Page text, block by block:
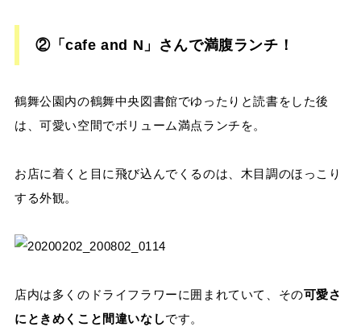
②「cafe and N」さんで満腹ランチ！
鶴舞公園内の鶴舞中央図書館でゆったりと読書をした後
は、可愛い空間でボリューム満点ランチを。
お店に着くと目に飛び込んでくるのは、木目調のほっこり
する外観。
店内は多くのドライフラワーに囲まれていて、その可愛さ
にときめくこと間違いなしです。